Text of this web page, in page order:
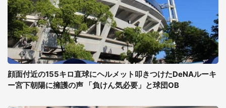
顔面付近の155キロ直球にヘルメット叩きつけたDeNAルーキ
ー宮下朝陽に擁護の声 「負けん気必要」と球団OB